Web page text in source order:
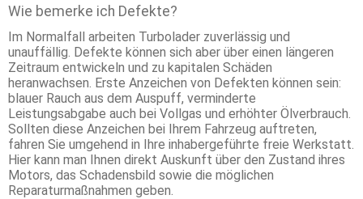
Wie bemerke ich Defekte?
Im Normalfall arbeiten Turbolader zuverlässig und
unauffällig. Defekte können sich aber über einen längeren
Zeitraum entwickeln und zu kapitalen Schäden
heranwachsen. Erste Anzeichen von Defekten können sein:
blauer Rauch aus dem Auspuff, verminderte
Leistungsabgabe auch bei Vollgas und erhöhter Ölverbrauch.
Sollten diese Anzeichen bei Ihrem Fahrzeug auftreten,
fahren Sie umgehend in Ihre inhabergeführte freie Werkstatt.
Hier kann man Ihnen direkt Auskunft über den Zustand ihres
Motors, das Schadensbild sowie die möglichen
Reparaturmaßnahmen geben.